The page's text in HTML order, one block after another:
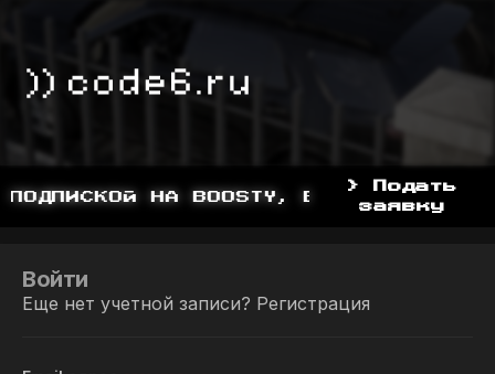
НА BOOSTY, BOOSTY.TO/YDDY
> Подать
заявку
Войти
Еще нет учетной записи? Регистрация